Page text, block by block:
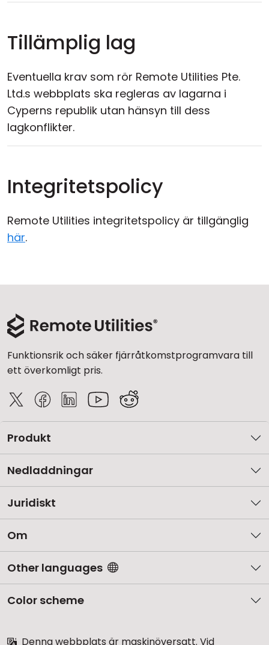
Tillämplig lag
Eventuella krav som rör Remote Utilities Pte.
Ltd.s webbplats ska regleras av lagarna i
Cyperns republik utan hänsyn till dess
lagkonflikter.
Integritetspolicy
Remote Utilities integritetspolicy är tillgänglig
här.
Funktionsrik och säker fjärråtkomstprogramvara till
ett överkomligt pris.
Produkt
Nedladdningar
Juridiskt
Om
Other languages
Color scheme
Denna webbplats är maskinöversatt. Vid